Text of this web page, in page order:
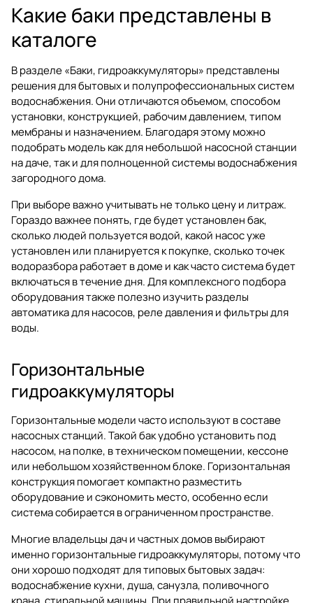
Какие баки представлены в
каталоге
В разделе«Баки, гидроаккумуляторы» представлены
решения для бытовых и полупрофессиональных систем
водоснабжения. Они отличаются объемом, способом
установки, конструкцией, рабочим давлением, типом
мембраны и назначением. Благодаря этому можно
подобрать модель как для небольшой насосной станции
на даче, так и для полноценной системы водоснабжения
загородного дома.
При выборе важно учитывать не только цену и литраж.
Гораздо важнее понять, где будет установлен бак,
сколько людей пользуется водой, какой насос уже
установлен или планируется к покупке, сколько точек
водоразбора работает в доме и как часто система будет
включаться в течение дня. Для комплексного подбора
оборудования также полезно изучить разделы
автоматика для насосов, реле давленияифильтры для
воды.
Горизонтальные
гидроаккумуляторы
Горизонтальные модели часто используют в составе
насосных станций. Такой бак удобно установить под
насосом, на полке, в техническом помещении, кессоне
или небольшом хозяйственном блоке. Горизонтальная
конструкция помогает компактно разместить
оборудование и сэкономить место, особенно если
система собирается в ограниченном пространстве.
Многие владельцы дач и частных домов выбирают
именно горизонтальные гидроаккумуляторы, потому что
они хорошо подходят для типовых бытовых задач:
водоснабжение кухни, душа, санузла, поливочного